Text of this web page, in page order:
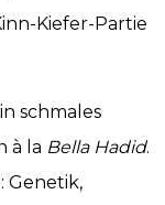
Kiefer-Partie
schmales
à la Bella Hadid.
Genetik,